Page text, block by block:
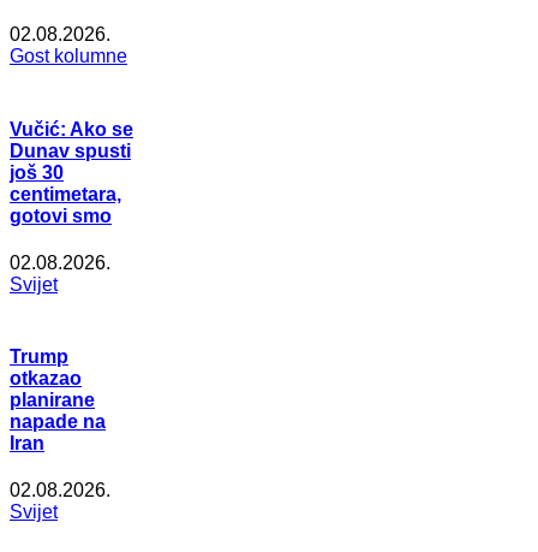
02.08.2026.
Gost kolumne
Vučić: Ako se
Dunav spusti
još 30
centimetara,
gotovi smo
02.08.2026.
Svijet
Trump
otkazao
planirane
napade na
Iran
02.08.2026.
Svijet